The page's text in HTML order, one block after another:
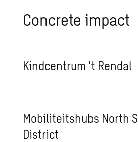
Concrete impact
Kindcentrum ’t Rendal
Mobiliteitshubs North
District